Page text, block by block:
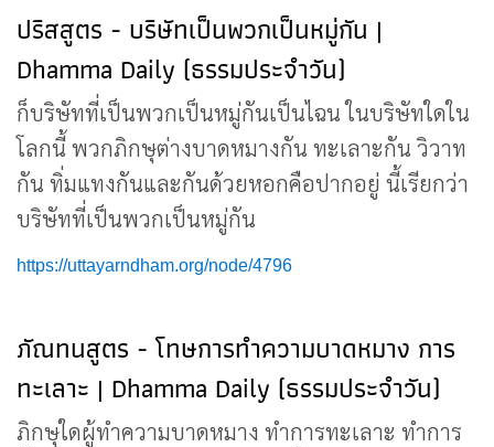
ปริสสูตร - บริษัทเป็นพวกเป็นหมู่กัน |
Dhamma Daily (ธรรมประจำวัน)
ก็บริษัทที่เป็นพวกเป็นหมู่กันเป็นไฉน ในบริษัทใดใน
โลกนี้ พวกภิกษุต่างบาดหมางกัน ทะเลาะกัน วิวาท
กัน ทิ่มแทงกันและกันด้วยหอกคือปากอยู่ นี้เรียกว่า
บริษัทที่เป็นพวกเป็นหมู่กัน
https://uttayarndham.org/node/4796
ภัณทนสูตร - โทษการทำความบาดหมาง การ
ทะเลาะ | Dhamma Daily (ธรรมประจำวัน)
ภิกษุใดผู้ทำความบาดหมาง ทำการทะเลาะ ทำการ